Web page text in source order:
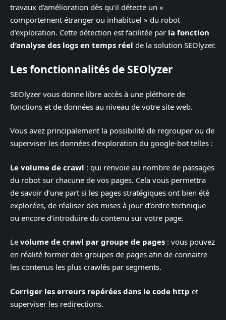
travaux d’amélioration dès qu’il détecte un «
comportement étranger ou inhabituel » du robot
d’exploration. Cette détection est facilitée par la fonction
d’analyse des logs en temps réel de la solution SEOlyzer.
Les fonctionnalités de SEOlyzer
SEOlyzer vous donne libre accès à une pléthore de
fonctions et de données au niveau de votre site web.
Vous avez principalement la possibilité de regrouper ou de
superviser les données d’exploration du google-bot telles :
Le volume de crawl : qui renvoie au nombre de passages
du robot sur chacune de vos pages. Cela vous permettra
de savoir d’une part si les pages stratégiques ont bien été
explorées, de réaliser des mises à jour d’ordre technique
ou encore d’introduire du contenu sur votre page.
Le volume de crawl par groupe de pages : vous pouvez
en réalité former des groupes de pages afin de connaitre
les contenus les plus crawlés par segments.
Corriger les erreurs repérées dans le code http et
superviser les redirections.